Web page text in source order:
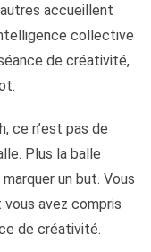
accueillent
collective
de créativité,
ce n’est pas de
Plus la balle
un but. Vous
avez compris
de créativité.